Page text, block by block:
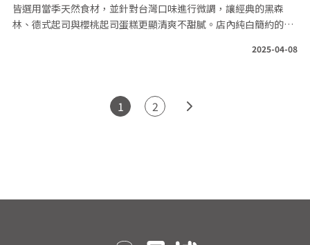
皆選用當季天然食材，並針對台灣口味進行微調，讓經典的黑森
林、德式起司與櫻桃起司蛋糕更顯清爽不甜膩。店內純白簡約的空
異國茶，讓您在忙碌的城市中，能透過正統德式烘焙找回幸福的療
2025-04-08
1 2